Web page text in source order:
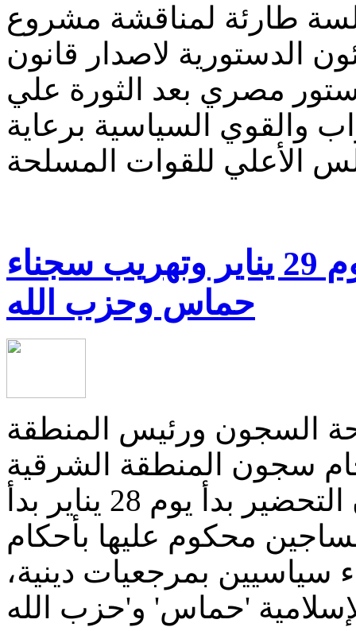
طارئة لمناقشة مشروع
الدستورية لاصدار قانون
مصري بعد الثورة علي
والقوي السياسية برعاية
أسرار إقتحام السجون يوم 29 يناير وتهريب سجناء
حماس وحزب الله
السجون ورئيس المنطقة
سجون المنطقة الشرقية
المصرية يوم 28 يناير، موضحا أن التحضير بدأ يوم 28 يناير بدأ
محكوم عليها بأحكام
بمرجعيات دينية،